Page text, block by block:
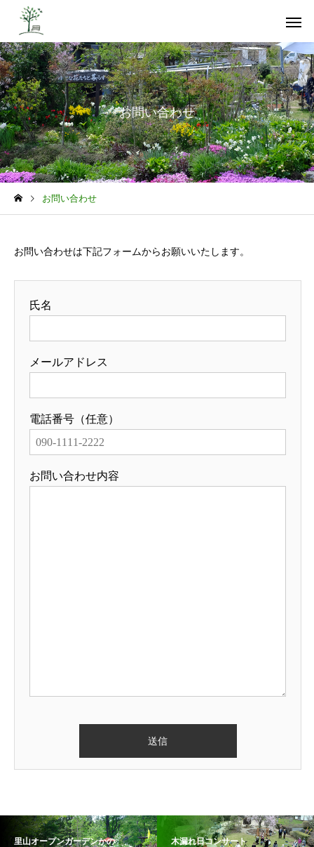
山里の挑戦 私たちの
お問い合わせ
お問い合わせ
お問い合わせは下記フォームからお願いいたします。
氏名
メールアドレス
電話番号（任意）
お問い合わせ内容
里山オープンガーデンかの 木漏れ日コンサート